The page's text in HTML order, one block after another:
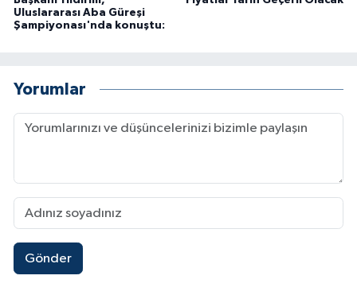
Uluslararası Aba Güreşi
Şampiyonası'nda konuştu:
Yorumlar
Gönder